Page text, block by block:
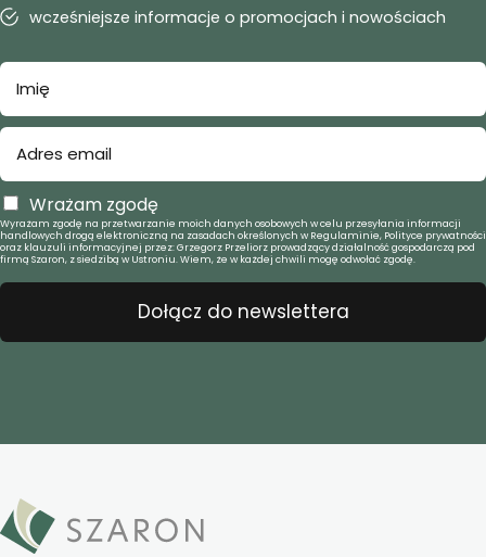
wcześniejsze informacje o promocjach i nowościach
Wrażam zgodę
Wyrażam zgodę na przetwarzanie moich danych osobowych w celu przesyłania informacji
handlowych drogą elektroniczną na zasadach określonych w Regulaminie, Polityce prywatności
oraz klauzuli informacyjnej przez: Grzegorz Przeliorz prowadzący działalność gospodarczą pod
firmą Szaron, z siedzibą w Ustroniu. Wiem, że w każdej chwili mogę odwołać zgodę.
Dołącz do newslettera